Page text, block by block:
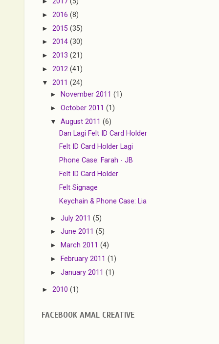
► 2016 (8)
► 2015 (35)
► 2014 (30)
► 2013 (21)
► 2012 (41)
▼ 2011 (24)
► November 2011(1)
►October 2011(1)
▼August 2011(6)
Dan Lagi Felt ID Card Holder
Felt ID Card Holder Lagi
Phone Case: Farah - JB
Felt ID Card Holder
Felt Signage
Keychain & Phone Case: Lia
►July 2011(5)
►June 2011(5)
► March 2011(4)
► February 2011(1)
►January 2011(1)
► 2010 (1)
FACEBOOK AMAL CREATIVE